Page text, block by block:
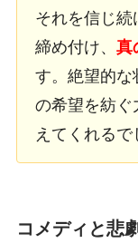
それを信じ続
締め付け、 真
す。絶望的な
の希望を紡ぐ
えてくれるで
コメディと悲